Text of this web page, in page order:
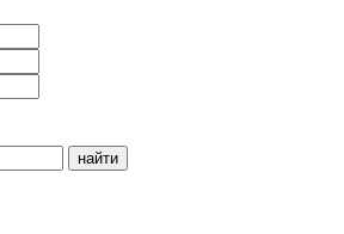
найти